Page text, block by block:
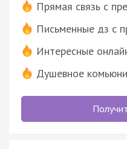
Прямая связь с
Письменные дз с
Интересные
Душевное